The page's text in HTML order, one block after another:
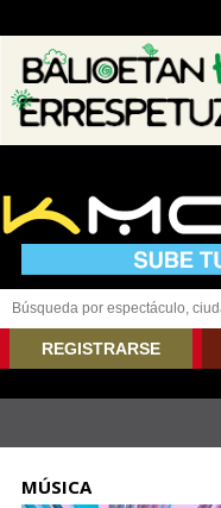
REGISTRARSE
MÚSICA